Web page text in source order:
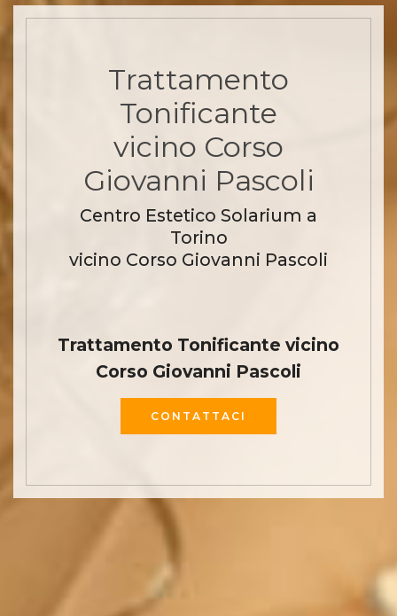
Trattamento
Tonificante
vicino Corso
Giovanni Pascoli
Centro Estetico Solarium a
Torino
vicino Corso Giovanni Pascoli
Trattamento Tonificante vicino
Corso Giovanni Pascoli
CONTATTACI